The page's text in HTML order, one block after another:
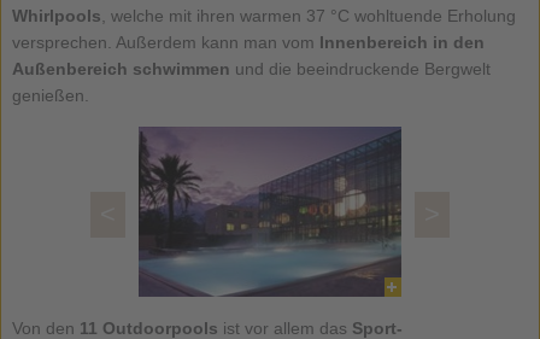
Whirlpools , welche mit ihren warmen 37 °C wohltuende Erholung
versprechen. Außerdem kann man vom Innenbereich in den
Außenbereich schwimmen und die beeindruckende Bergwelt
genießen.
Von den 11 Outdoorpools ist vor allem das Sport-